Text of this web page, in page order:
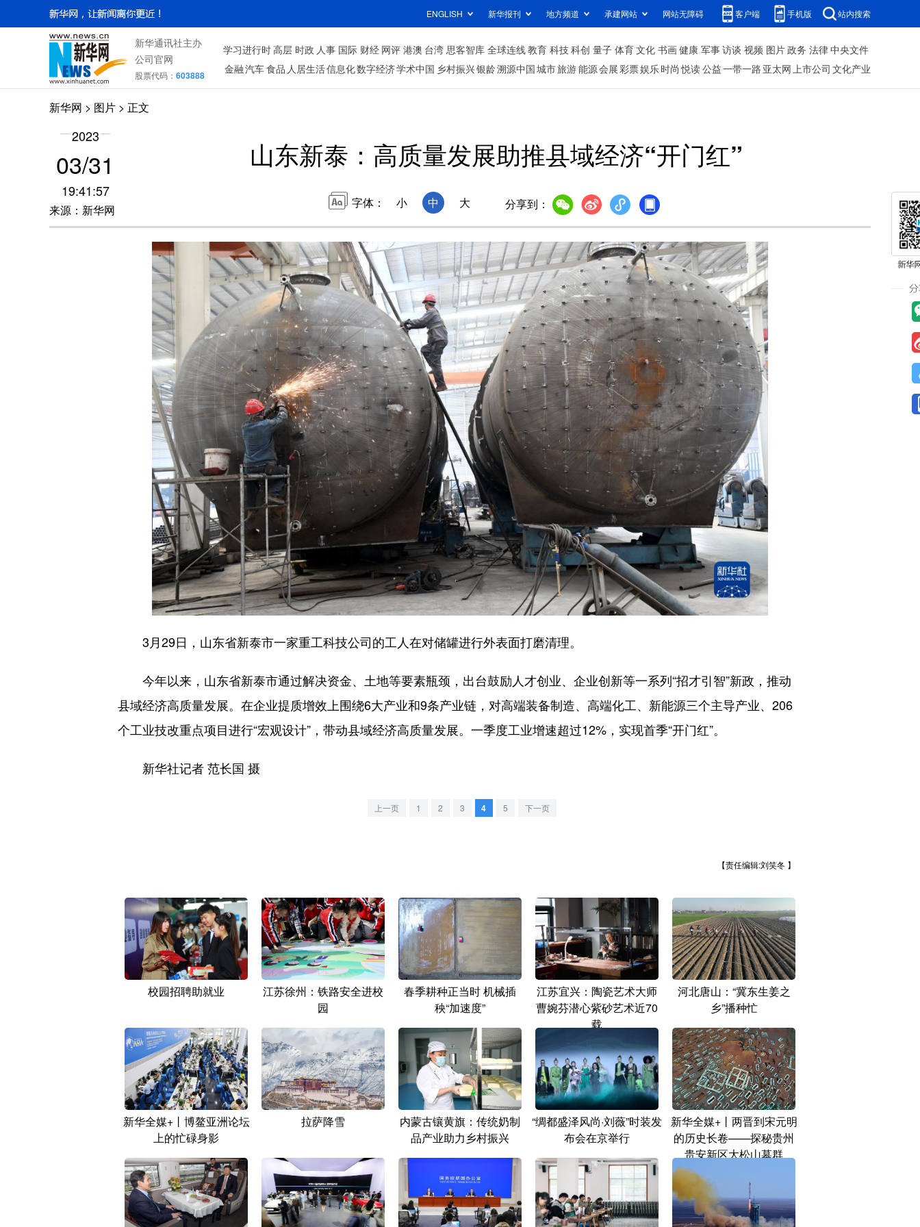
ENGLISH 新华报刊 地方频道 承建网站 网站无障碍 客户端 手机版 站内搜索
新华通讯社主办
公司官网
股票代码： 603888
学习进行时高层 时政 人事 国际 财经 网评 港澳 台湾 思客智库 全球连线教育 科技科创 量子 体育文化 书画健康 军事访谈 视频 图片政务 法律中央文件
金融汽车食品 人居生活信息化数字经济学术中国 乡村振兴银龄溯源中国城市旅游能源会展彩票娱乐时尚 悦读公益一带一路 亚太网上市公司 文化产业
新华网 > 图片 > 正文
2023
03/31
19:41:57
来源：新华网
山东新泰：高质量发展助推县域经济“开门红”
字体： 小 中 大 分享到：
3月29日，山东省新泰市一家重工科技公司的工人在对储罐进行外表面打磨清理。
今年以来，山东省新泰市通过解决资金、土地等要素瓶颈，出台鼓励人才创业、企业创新等一系列“招才引智”新政，推动
县域经济高质量发展。在企业提质增效上围绕6大产业和9条产业链，对高端装备制造、高端化工、新能源三个主导产业、206
个工业技改重点项目进行“宏观设计”，带动县域经济高质量发展。一季度工业增速超过12%，实现首季“开门红”。
新华社记者 范长国 摄
上一页 1 2 3 4 5 下一页
【责任编辑:刘笑冬 】
校园招聘助就业
江苏徐州：铁路安全进校
园
春季耕种正当时 机械插
秧“加速度”
江苏宜兴：陶瓷艺术大师
曹婉芬潜心紫砂艺术近70
载
河北唐山：“冀东生姜之
乡”播种忙
新华全媒+丨博鳌亚洲论坛
上的忙碌身影
拉萨降雪
内蒙古镶黄旗：传统奶制
品产业助力乡村振兴
“绸都盛泽风尚·刘薇”时装发
布会在京举行
新华全媒+丨两晋到宋元明
的历史长卷——探秘贵州
贵安新区大松山墓群